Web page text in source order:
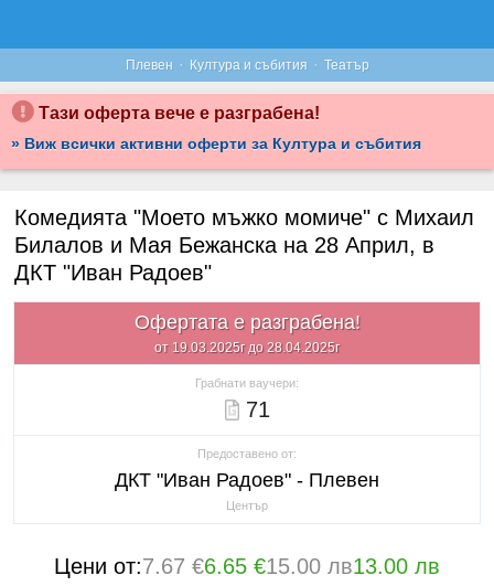
Плевен · Култура и събития · Театър
Тази оферта вече е разграбена!
» Виж всички активни оферти за Култура и събития
Комедията "Моето мъжко момиче" с Михаил
Билалов и Мая Бежанска на 28 Април, в
ДКТ "Иван Радоев"
Офертата е разграбена!
от 19.03.2025г до 28.04.2025г
Грабнати ваучери:
71
Предоставено от:
ДКТ "Иван Радоев" - Плевен
Център
Цени от:7.67 €6.65 €15.00 лв13.00 лв